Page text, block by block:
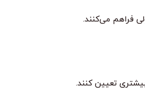
فراهم می‌کنند.